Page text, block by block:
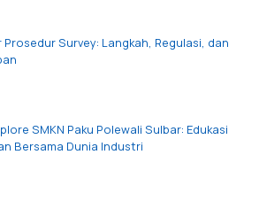
Survey: Langkah, Regulasi, dan
SMKN Paku Polewali Sulbar: Edukasi
Bersama Dunia Industri